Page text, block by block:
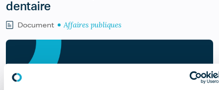
dentaire
Document Affaires publiques